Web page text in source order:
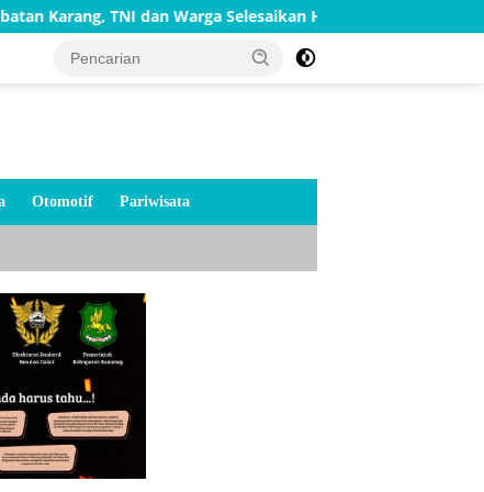
dan Warga Selesaikan Harapan Bersama
Otomotif Pariwisata